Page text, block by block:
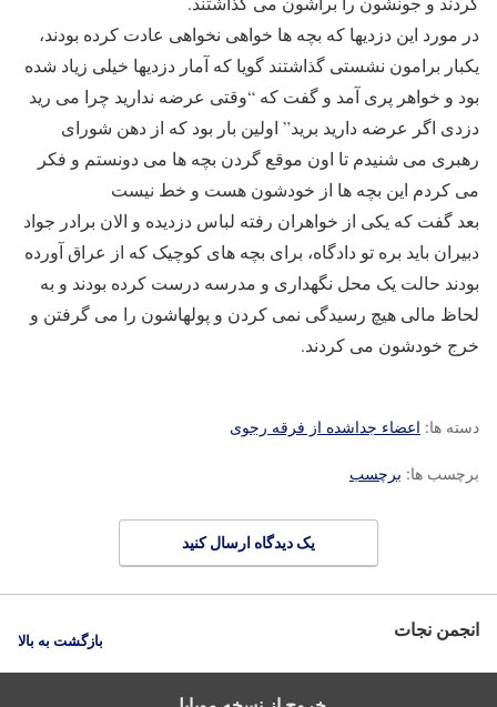
در مورد این دزدیها که بچه ها خواهی نخواهی عادت کرده بودند،
یکبار برامون نشستی گذاشتند گویا که آمار دزدیها خیلی زیاد شده
بود و خواهر پری آمد و گفت که “وقتی عرضه ندارید چرا می رید
دزدی اگر عرضه دارید برید” اولین بار بود که از دهن شورای
رهبری می شنیدم تا اون موقع گردن بچه ها می دونستم و فکر
می کردم این بچه ها از خودشون هست و خط نیست
بعد گفت که یکی از خواهران رفته لباس دزدیده و الان برادر جواد
دبیران باید بره تو دادگاه، برای بچه های کوچیک که از عراق آورده
بودند حالت یک محل نگهداری و مدرسه درست کرده بودند و به
لحاظ مالی هیچ رسیدگی نمی کردن و پولهاشون را می گرفتن و
خرج خودشون می کردند.
دسته ها: اعضاء جداشده از فرقه رجوی
برچسب ها: برچسب
یک دیدگاه ارسال کنید
انجمن نجات بازگشت به بالا